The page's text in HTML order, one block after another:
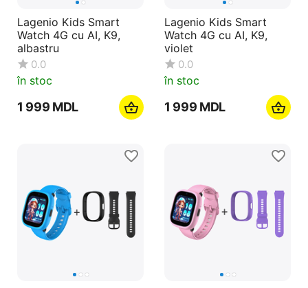
Lagenio Kids Smart
Watch 4G cu AI, K9,
albastru
0.0
în stoc
1 999 MDL
Lagenio Kids Smart
Watch 4G cu AI, K9,
violet
0.0
în stoc
1 999 MDL